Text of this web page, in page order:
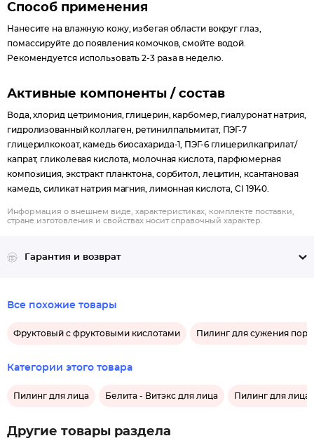
Способ применения
Нанесите на влажную кожу, избегая области вокруг глаз,
помассируйте до появления комочков, смойте водой.
Рекомендуется использовать 2-3 раза в неделю.
Активные компоненты / состав
Вода, хлорид цетримония, глицерин, карбомер, гиалуронат натрия,
гидролизованный коллаген, ретинилпальмитат, ПЭГ-7
глицерилкокоат, камедь биосахарида-1, ПЭГ-6 глицерилкаприлат/
капрат, гликолевая кислота, молочная кислота, парфюмерная
композиция, экстракт планктона, сорбитол, лецитин, ксантановая
камедь, силикат натрия магния, лимонная кислота, CI 19140.
Информация о внешнем виде, характеристиках, комплекте поставки,
стране изготовления и свойствах носит справочный характер.
Гарантия и возврат
Все похожие товары
Фруктовый с фруктовыми кислотами Пилинг для сужения пор
Категории этого товара
Пилинг для лица Белита - Витэкс для лица Пилинг для лица
Другие товары раздела